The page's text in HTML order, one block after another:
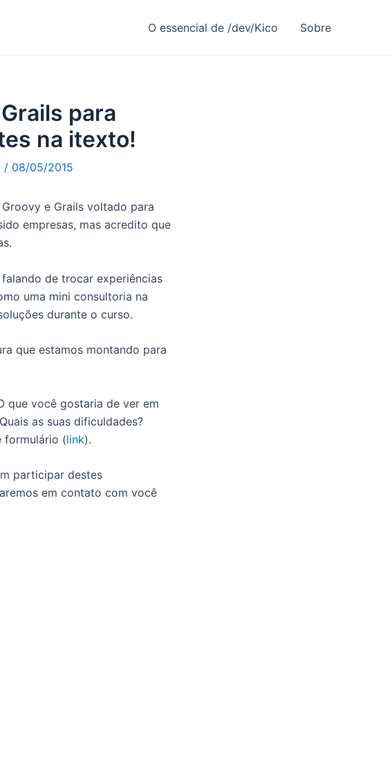
O essencial de /dev/Kico Sobre
para
na itexto!
/ 08/05/2015
e Grails voltado para
empresas, mas acredito que
de trocar experiências
uma mini consultoria na
durante o curso.
que estamos montando para
que você gostaria de ver em
as suas dificuldades?
formulário (link).
participar destes
em contato com você